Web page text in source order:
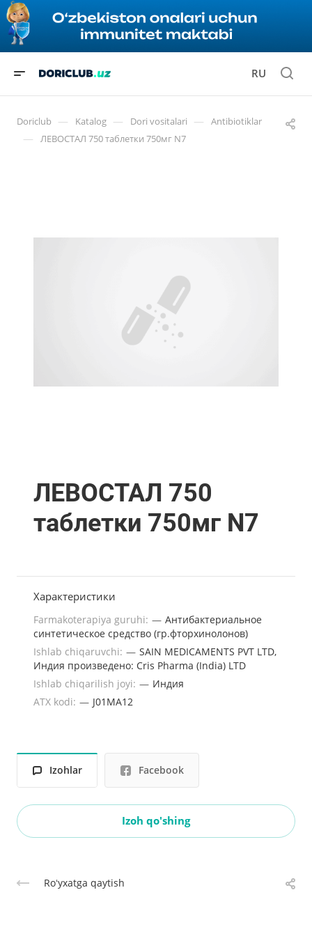
RU
Doriclub — Katalog — Dori vositalari — Antibiotiklar
— ЛЕВОСТАЛ 750 таблетки 750мг N7
ЛЕВОСТАЛ 750
таблетки 750мг N7
Характеристики
Farmakoterapiya guruhi: — Антибактериальное
синтетическое средство (гр.фторхинолонов)
Ishlab chiqaruvchi: — SAIN MEDICAMENTS PVT LTD,
Индия произведено: Cris Pharma (India) LTD
Ishlab chiqarilish joyi: — Индия
ATX kodi: — J01MA12
Izohlar Facebook
Izoh qo'shing
Roʻyxatga qaytish